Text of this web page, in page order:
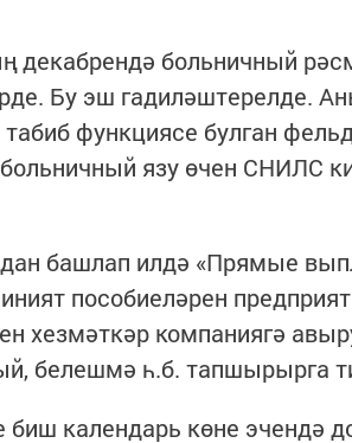
декабрендә больничный
Бу эш гадиләштерелде.
функциясе булган
язу өчен СНИЛС
башлап илдә «Прямые
пособиеләрен
хезмәткәр компаниягә
белешмә һ.б. тапшырырга
биш календарь көне эчендә